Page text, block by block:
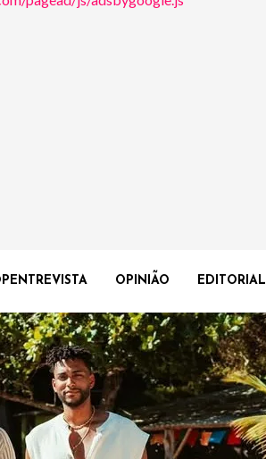
OPINIÃO EDITORIAL